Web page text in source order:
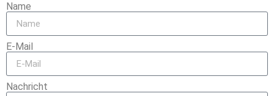
Name
E-Mail
Nachricht